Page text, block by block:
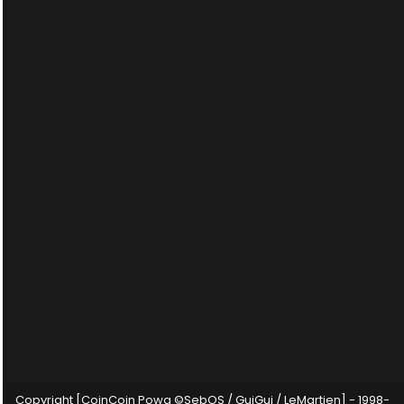
Copyright [CoinCoin Powa ©SebOS / GuiGui / LeMartien] - 1998-